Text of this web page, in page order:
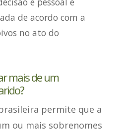
de acordo com a
no ato do
mais de um
permite que a
ou mais sobrenomes